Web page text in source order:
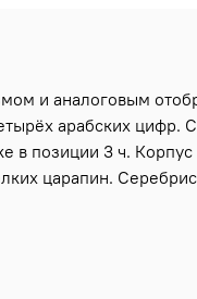
и аналоговым
арабских цифр.
в позиции 3 ч.
царапин.